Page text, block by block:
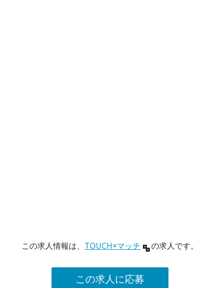
この求人情報は、 TOUCH×マッチ の求人です。
この求人に応募